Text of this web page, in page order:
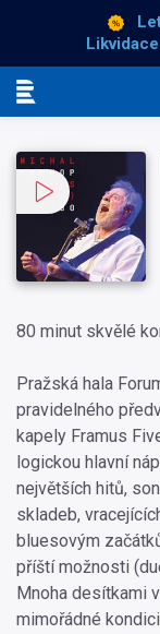
80 minut skvělé
Pražská hala
pravidelného
kapely Framus
logickou hlavní
největších hitů,
skladeb,
bluesovým
příští možnosti
Mnoha desítkami
mimořádné